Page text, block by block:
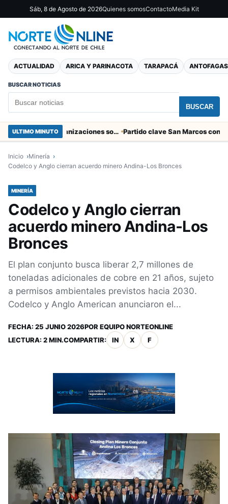
Sáb, 8 de Agosto de 2026Quienes somosContactoMedia Kit
ACTUALIDAD ARICA Y PARINACOTA TARAPACÁ
BUSCAR NOTICIAS
BUSCAR
ULTIMO MINUTO Entregaron fibra óptica gratuita a organizaciones sociales de Arica
Inicio
Minería
Codelco y Anglo cierran acuerdo minero Andina-Los Bronces
MINERÍA
Codelco y Anglo cierran
acuerdo minero Andina-Los
Bronces
El plan conjunto busca liberar 2,7 millones de
toneladas adicionales de cobre en 21 años, sujeto
a permisos ambientales previstos hacia 2030.
Codelco y Anglo American anunciaron el...
FECHA: 25 JUNIO 2026POR EQUIPO NORTEONLINE
LECTURA: 2 MIN.COMPARTIR: IN X F